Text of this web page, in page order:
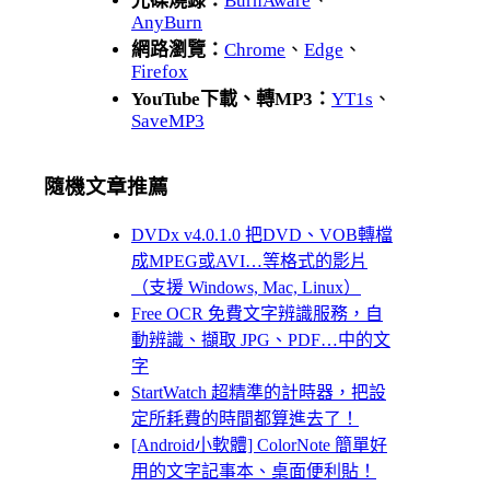
AnyBurn
網路瀏覽： Chrome 、 Edge 、
Firefox
YouTube下載、轉MP3： YT1s 、
SaveMP3
隨機文章推薦
DVDx v4.0.1.0 把DVD、VOB轉檔
成MPEG或AVI…等格式的影片
（支援 Windows, Mac, Linux）
Free OCR 免費文字辨識服務，自
動辨識、擷取 JPG、PDF…中的文
字
StartWatch 超精準的計時器，把設
定所耗費的時間都算進去了！
[Android小軟體] ColorNote 簡單好
用的文字記事本、桌面便利貼！